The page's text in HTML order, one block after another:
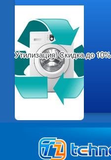
Утилизация! Скидка до 10%